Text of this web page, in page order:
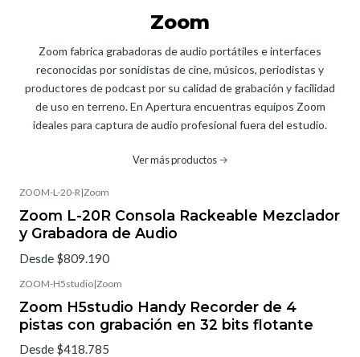
Zoom
Zoom fabrica grabadoras de audio portátiles e interfaces
reconocidas por sonidistas de cine, músicos, periodistas y
productores de podcast por su calidad de grabación y facilidad
de uso en terreno. En Apertura encuentras equipos Zoom
ideales para captura de audio profesional fuera del estudio.
Ver más productos
ZOOM-L-20-R|Zoom
Zoom L-20R Consola Rackeable Mezclador
y Grabadora de Audio
Desde $809.190
ZOOM-H5studio|Zoom
Zoom H5studio Handy Recorder de 4
pistas con grabación en 32 bits flotante
Desde $418.785